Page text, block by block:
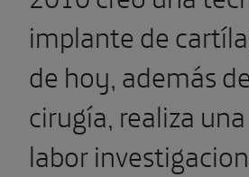
implante de
de hoy, además
cirugía, realiza
labor